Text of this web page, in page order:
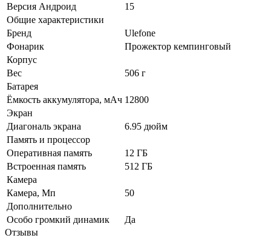
Версия Андроид
15
Общие характеристики
Бренд
Ulefone
Фонарик
Прожектор кемпинговый
Корпус
Вес
506 г
Батарея
Ёмкость аккумулятора, мАч 12800
Экран
Диагональ экрана
6.95 дюйм
Память и процессор
Оперативная память
12 ГБ
Встроенная память
512 ГБ
Камера
Камера, Мп
50
Дополнительно
Особо громкий динамик
Да
Отзывы